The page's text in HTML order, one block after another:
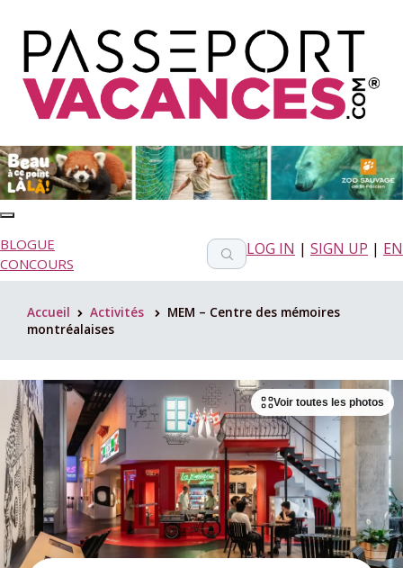
BLOGUE
CONCOURS
LOG IN | SIGN UP | EN
Accueil > Activités >
MEM – Centre des mémoires
montréalaises
Voir toutes les photos